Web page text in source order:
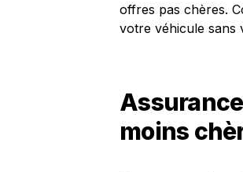
moins